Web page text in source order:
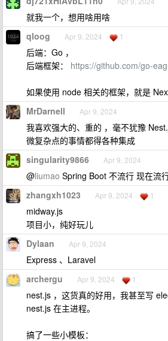
就我一个，想用啥用啥
qloog Apr 9, 2024 1
后端：Go ，
后端框架： https://github.com/go-
如果使用 node 相关的框架，就是
MrDarnell Apr 9, 2024
我喜欢强大的、重的 ，毫不犹豫
微复杂点的事情都得各种集成
singularity9866 Apr 9, 2024
@liumao Spring Boot 不流行 现在流
zhangxh1023 Apr 9, 2024 1
midway.js
项目小，纯好玩儿
Dylaan Apr 9, 2024
Express 、Laravel
archergu Apr 9, 2024 1
nest.js ，这货真的好用，我甚至写
nest.js 在主进程。
搞了一些小模板：